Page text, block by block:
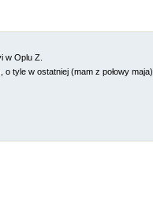
w Oplu Z.
tyle w ostatniej (mam z połowy maja)